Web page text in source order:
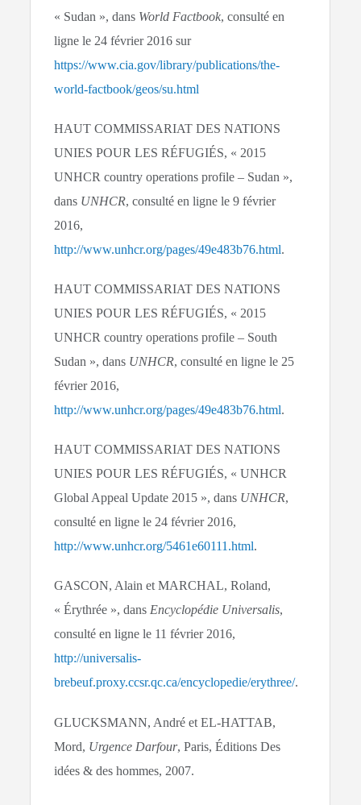
« Sudan », dans World Factbook, consulté en
ligne le 24 février 2016 sur
https://www.cia.gov/library/publications/the-
world-factbook/geos/su.html
HAUT COMMISSARIAT DES NATIONS
UNIES POUR LES RÉFUGIÉS, « 2015
UNHCR country operations profile – Sudan »,
dans UNHCR, consulté en ligne le 9 février
2016,
http://www.unhcr.org/pages/49e483b76.html.
HAUT COMMISSARIAT DES NATIONS
UNIES POUR LES RÉFUGIÉS, « 2015
UNHCR country operations profile – South
Sudan », dans UNHCR, consulté en ligne le 25
février 2016,
http://www.unhcr.org/pages/49e483b76.html.
HAUT COMMISSARIAT DES NATIONS
UNIES POUR LES RÉFUGIÉS, « UNHCR
Global Appeal Update 2015 », dans UNHCR,
consulté en ligne le 24 février 2016,
http://www.unhcr.org/5461e60111.html.
GASCON, Alain et MARCHAL, Roland,
« Érythrée », dans Encyclopédie Universalis,
consulté en ligne le 11 février 2016,
http://universalis-
brebeuf.proxy.ccsr.qc.ca/encyclopedie/erythree/.
GLUCKSMANN, André et EL-HATTAB,
Mord, Urgence Darfour, Paris, Éditions Des
idées & des hommes, 2007.